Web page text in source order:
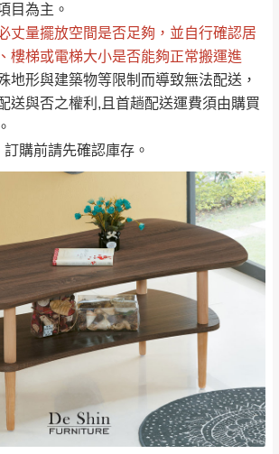
目為主。
丈量擺放空間是否足夠 ，並自行確認居
樓梯或電梯大小是否能夠正常搬運進
地形與建築物等限制而導致無法配送，
送與否之權利,且首趟配送運費須由購買
訂購前請先確認庫存。
免 運
費
＊A108產品另收運費
峨眉鄉、五峰鄉、
橫山、北埔鄉、尖
石鄉、寶山鄉山
區、新埔山區、芎
無
雙溪、貢寮、烏
來、平溪、九份、
石門、林口 下福
里、新店山區、三
峽山區、石碇、坪
林、福隆、淡水山
區、北投湖山路、
深坑山區
$ 9,000以上：免
日內(不含例假日)，我們客服會與您
或E-Mail通知確認訂單。
服 LINE → @dershin）
詢問是否現貨 ，若未詢問下單後無
客服會再來電或E-Mail與您聯絡
式請搜尋 Line ID →
法提供運送 (詳見運送規章)。
隆；其它地區暫不開放，如因特殊
(山區、鄉、鎮、村)、樓梯太小、無
樓等因素，導致無法配送，
本公司
的權利。
人員的工作安全，賣家無提供吊掛
需以吊車或其他的吊掛方式吊運，
買方自行支付。
俱有組裝、配送的問題，並非一般